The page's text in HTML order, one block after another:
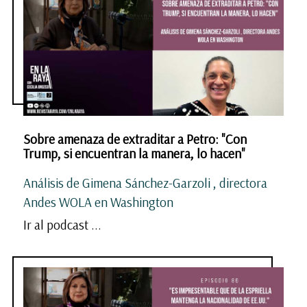
Sobre amenaza de extraditar a Petro: "Con
Trump, si encuentran la manera, lo hacen"
Análisis de Gimena Sánchez-Garzoli , directora
Andes WOLA en Washington
Ir al podcast ...